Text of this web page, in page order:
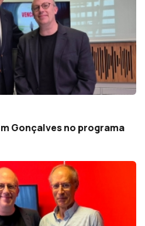
Gonçalves no programa